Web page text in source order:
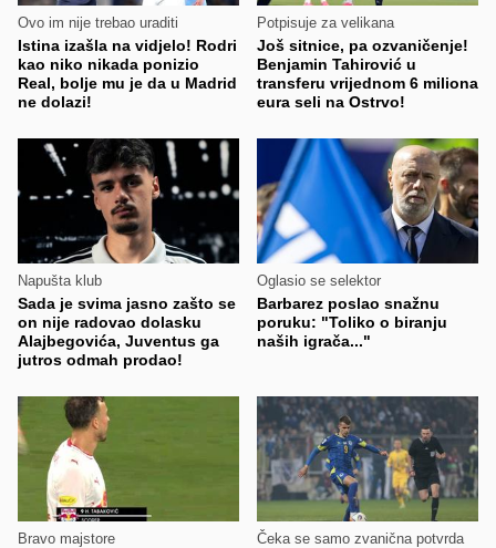
Ovo im nije trebao uraditi
Istina izašla na vidjelo! Rodri
kao niko nikada ponizio
Real, bolje mu je da u Madrid
ne dolazi!
Potpisuje za velikana
Još sitnice, pa ozvaničenje!
Benjamin Tahirović u
transferu vrijednom 6 miliona
eura seli na Ostrvo!
Napušta klub
Sada je svima jasno zašto se
on nije radovao dolasku
Alajbegovića, Juventus ga
jutros odmah prodao!
Oglasio se selektor
Barbarez poslao snažnu
poruku: "Toliko o biranju
naših igrača..."
Bravo majstore Čeka se samo zvanična potvrda